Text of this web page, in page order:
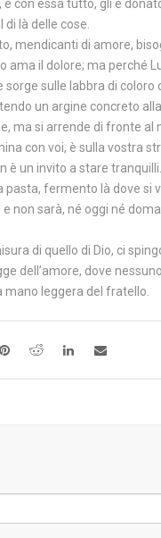
con essa tutto, gli è
di là delle cose.
mendicanti di amore,
ama il dolore; ma perché
sorge sulle labbra di
un argine concreto
ma si arrende di fronte
con voi, è sulla vostra
è un invito a stare
pasta, fermento là dove
non sarà, né oggi né
di quello di Dio, ci
dell’amore, dove
leggera del fratello.